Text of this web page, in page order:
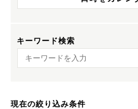
キーワード検索
キーワード検索
現在の絞り込み条件